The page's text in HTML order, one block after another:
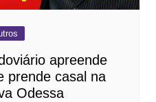
apreende
prende casal na
Odessa